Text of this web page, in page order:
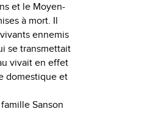
et le Moyen-
à mort. Il
ennemis
se transmettait
vivait en effet
domestique et
Sanson